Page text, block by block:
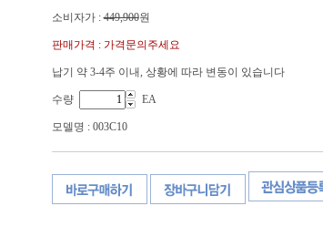
소비자가 :449,900원
판매가격 : 가격문의주세요
납기 약 3-4주 이내, 상황에 따라 변동이 있습니다
수량 EA
모델명 : 003C10